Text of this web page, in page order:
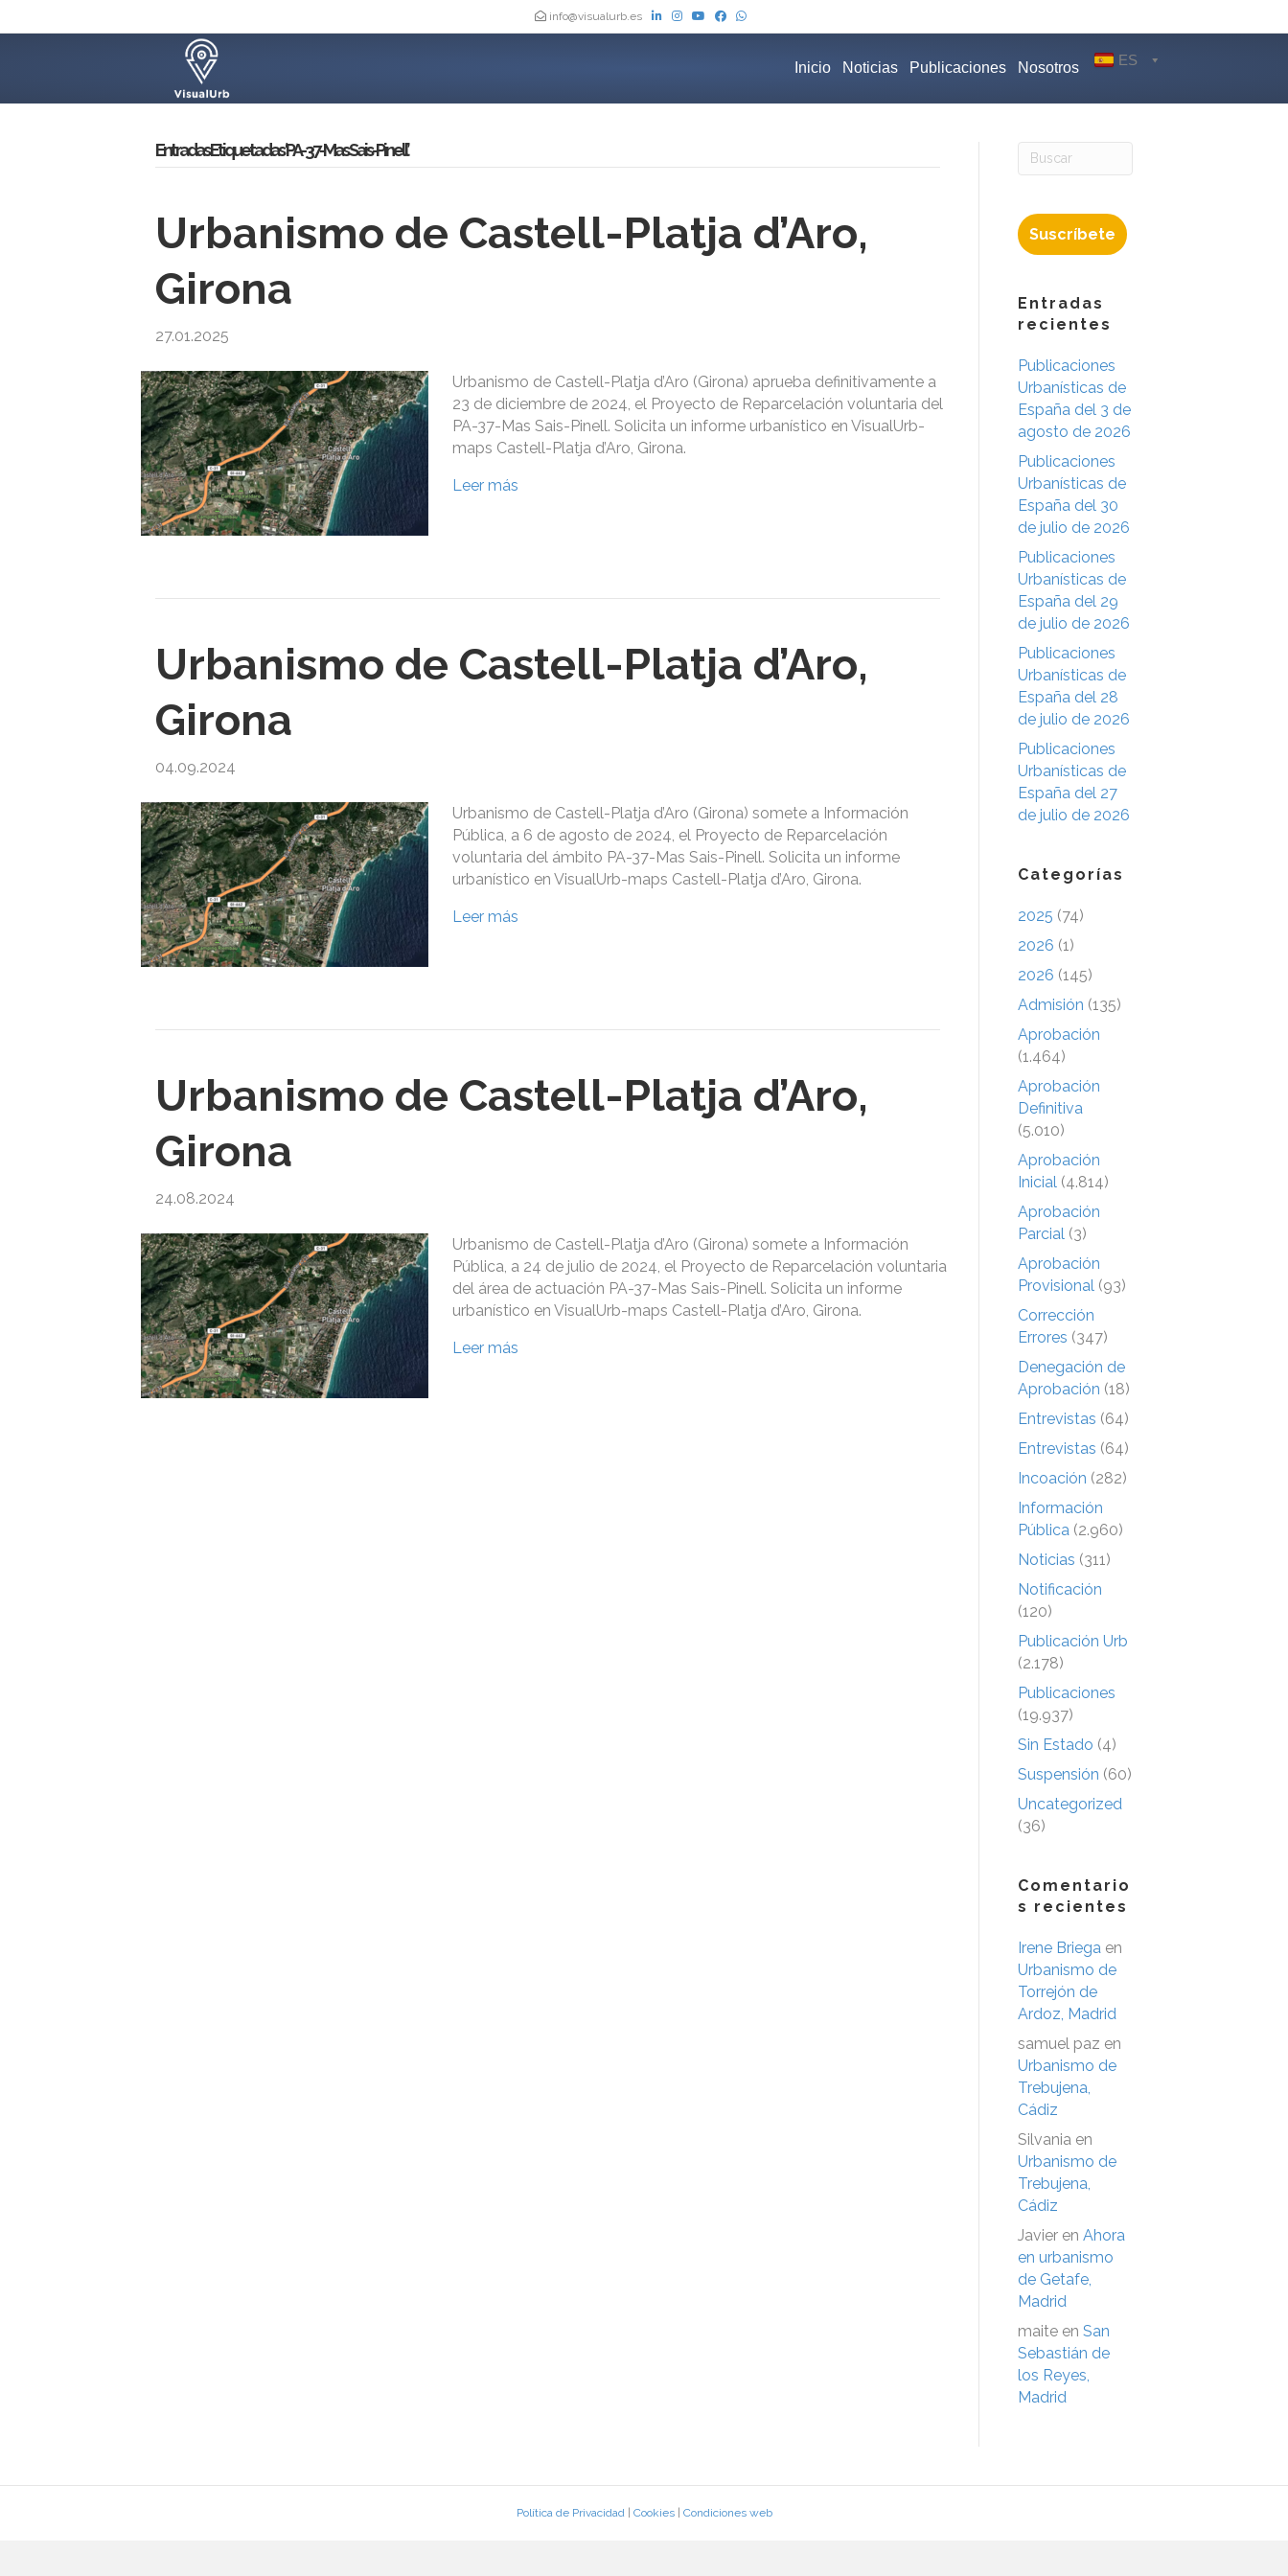
info@visualurb.es
Inicio Noticias Publicaciones Nosotros ES
Entradas Etiquetadas ‘PA-37-Mas Sais-Pinell’
Urbanismo de Castell-Platja d’Aro,
Girona
27.01.2025
Urbanismo de Castell-Platja d’Aro (Girona) aprueba definitivamente a
23 de diciembre de 2024, el Proyecto de Reparcelación voluntaria del
PA-37-Mas Sais-Pinell. Solicita un informe urbanístico en VisualUrb-
maps Castell-Platja d’Aro, Girona.
Leer más
Urbanismo de Castell-Platja d’Aro,
Girona
04.09.2024
Urbanismo de Castell-Platja d’Aro (Girona) somete a Información
Pública, a 6 de agosto de 2024, el Proyecto de Reparcelación
voluntaria del ámbito PA-37-Mas Sais-Pinell. Solicita un informe
urbanístico en VisualUrb-maps Castell-Platja d’Aro, Girona.
Leer más
Urbanismo de Castell-Platja d’Aro,
Girona
24.08.2024
Urbanismo de Castell-Platja d’Aro (Girona) somete a Información
Pública, a 24 de julio de 2024, el Proyecto de Reparcelación voluntaria
del área de actuación PA-37-Mas Sais-Pinell. Solicita un informe
urbanístico en VisualUrb-maps Castell-Platja d’Aro, Girona.
Leer más
Suscríbete
Entradas
recientes
Publicaciones
Urbanísticas de
España del 3 de
agosto de 2026
Publicaciones
Urbanísticas de
España del 30
de julio de 2026
Publicaciones
Urbanísticas de
España del 29
de julio de 2026
Publicaciones
Urbanísticas de
España del 28
de julio de 2026
Publicaciones
Urbanísticas de
España del 27
de julio de 2026
Categorías
2025 (74)
2026 (1)
2026 (145)
Admisión (135)
Aprobación
(1.464)
Aprobación
Definitiva
(5.010)
Aprobación
Inicial (4.814)
Aprobación
Parcial (3)
Aprobación
Provisional (93)
Corrección
Errores (347)
Denegación de
Aprobación (18)
Entrevistas (64)
Entrevistas (64)
Incoación (282)
Información
Pública (2.960)
Noticias (311)
Notificación
(120)
Publicación Urb
(2.178)
Publicaciones
(19.937)
Sin Estado (4)
Suspensión (60)
Uncategorized
(36)
Comentario
s recientes
Irene Briega en
Urbanismo de
Torrejón de
Ardoz, Madrid
samuel paz en
Urbanismo de
Trebujena,
Cádiz
Silvania en
Urbanismo de
Trebujena,
Cádiz
Javier en Ahora
en urbanismo
de Getafe,
Madrid
maite en San
Sebastián de
los Reyes,
Madrid
Política de Privacidad| Cookies| Condiciones web